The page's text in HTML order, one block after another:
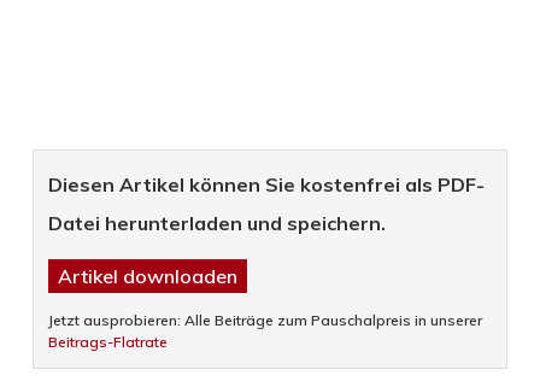
Diesen Artikel können Sie kostenfrei als PDF-
Datei herunterladen und speichern.
Artikel downloaden
Jetzt ausprobieren: Alle Beiträge zum Pauschalpreis in unserer
Beitrags-Flatrate